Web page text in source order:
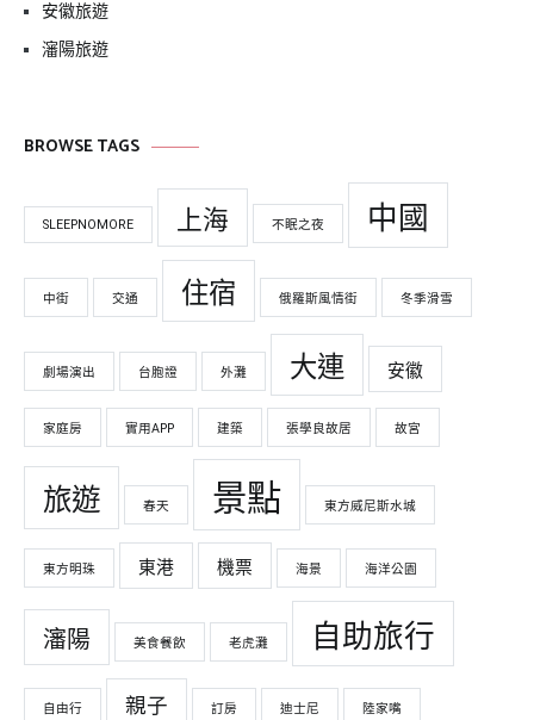
安徽旅遊
瀋陽旅遊
BROWSE TAGS
SLEEPNOMORE 上海 不眠之夜 中國
中街 交通 住宿 俄羅斯風情街 冬季滑雪
劇場演出 台胞證 外灘 大連 安徽
家庭房 實用APP 建築 張學良故居 故宮
旅遊 春天 景點 東方威尼斯水城
東方明珠 東港 機票 海景 海洋公園
瀋陽 美食餐飲 老虎灘 自助旅行
自由行 親子 訂房 迪士尼 陸家嘴